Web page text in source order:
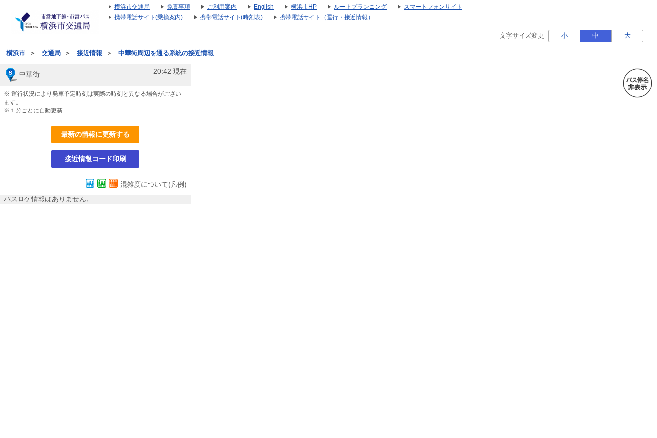
横浜市交通局 免責事項 ご利用案内 English 横浜市HP ルートプランニング
スマートフォンサイト
携帯電話サイト(乗換案内)
携帯電話サイト(時刻表) 携帯電話サイト（運行・接近情報）
文字サイズ変更 小 中 大
横浜市 ＞ 交通局 ＞ 接近情報 ＞ 中華街周辺を通る系統の接近情報
中華街 20:42 現在
※ 運行状況により発車予定時刻は実際の時刻と異なる場合がござい
ます。
※１分ごとに自動更新
最新の情報に更新する
接近情報コード印刷
混雑度について(凡例)
バスロケ情報はありません。